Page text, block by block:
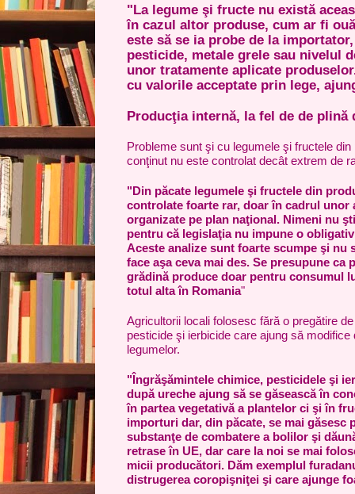
"La legume şi fructe nu există
în cazul altor produse, cum ar fi
este să se ia probe de la
pesticide, metale grele sau nivelul
unor tratamente aplicate
cu valorile acceptate prin lege,
Producţia internă, la fel de de plină
Probleme sunt şi cu legumele şi fructele
conţinut nu este controlat decât extrem de
"Din păcate legumele şi fructele din
controlate foarte rar, doar în cadrul unor
organizate pe plan naţional. Nimeni nu
pentru că legislaţia nu impune o
Aceste analize sunt foarte scumpe şi nu
face aşa ceva mai des. Se presupune ca
grădină produce doar pentru consumul
totul alta în Romania"
Agricultorii locali folosesc fără o pregătire
pesticide şi ierbicide care ajung să modifice
legumelor.
"Îngrăşămintele chimice, pesticidele şi
după ureche ajung să se găsească în
în partea vegetativă a plantelor ci şi în
importuri dar, din păcate, se mai găsesc
substanţe de combatere a bolilor şi
retrase în UE, dar care la noi se mai
micii producători. Dăm exemplul
distrugerea coropişniţei şi care ajunge